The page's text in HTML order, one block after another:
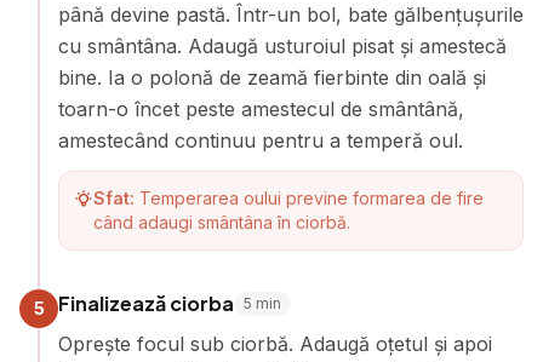
până devine pastă. Într-un bol, bate gălbențușurile
cu smântâna. Adaugă usturoiul pisat și amestecă
bine. Ia o polonă de zeamă fierbinte din oală și
toarn-o încet peste amestecul de smântână,
amestecând continuu pentru a temperă oul.
Sfat: Temperarea oului previne formarea de fire
când adaugi smântâna în ciorbă.
5 Finalizează ciorba 5 min
Oprește focul sub ciorbă. Adaugă oțetul și apoi